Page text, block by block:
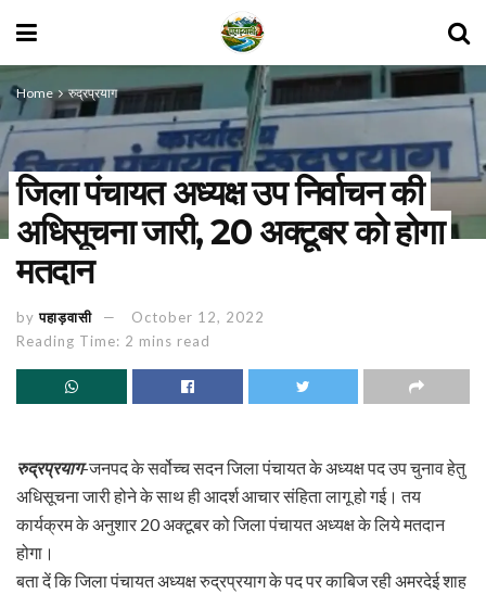
Home रुद्रप्रयाग
जिला पंचायत अध्यक्ष उप निर्वाचन की
अधिसूचना जारी, 20 अक्टूबर को होगा
मतदान
by पहाड़वासी
October 12, 2022
Reading Time: 2 mins read
रुद्रप्रयाग-जनपद के सर्वोच्च सदन जिला पंचायत के अध्यक्ष पद उप चुनाव हेतु
अधिसूचना जारी होने के साथ ही आदर्श आचार संहिता लागू हो गई। तय
कार्यक्रम के अनुशार 20 अक्टूबर को जिला पंचायत अध्यक्ष के लिये मतदान
होगा।
बता दें कि जिला पंचायत अध्यक्ष रुद्रप्रयाग के पद पर काबिज रही अमरदेई शाह